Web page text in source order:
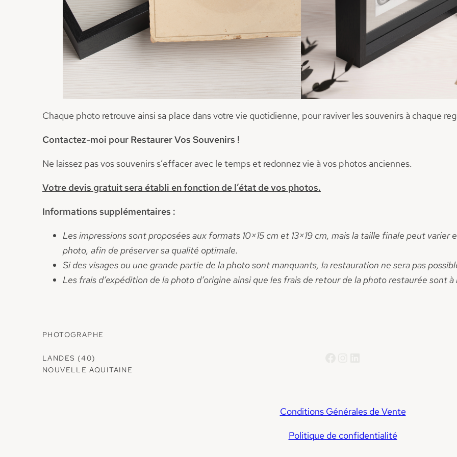
Chaque photo retrouve ainsi sa place dans votre vie quotidienne, pour raviver les souvenirs à chaque
Contactez-moi pour Restaurer Vos Souvenirs !
Ne laissez pas vos souvenirs s’effacer avec le temps et redonnez vie à vos photos anciennes.
Votre devis gratuit sera établi en fonction de l’état de vos photos.
Informations supplémentaires :
Les impressions sont proposées aux formats 10×15 cm et 13×19 cm, mais la taille finale peut varier
photo, afin de préserver sa qualité optimale.
Si des visages ou une grande partie de la photo sont manquants, la restauration ne sera pas
Les frais d’expédition de la photo d’origine ainsi que les frais de retour de la photo restaurée sont
PHOTOGRAPHE
LANDES (40)
NOUVELLE AQUITAINE
Conditions Générales de Vente
Politique de confidentialité